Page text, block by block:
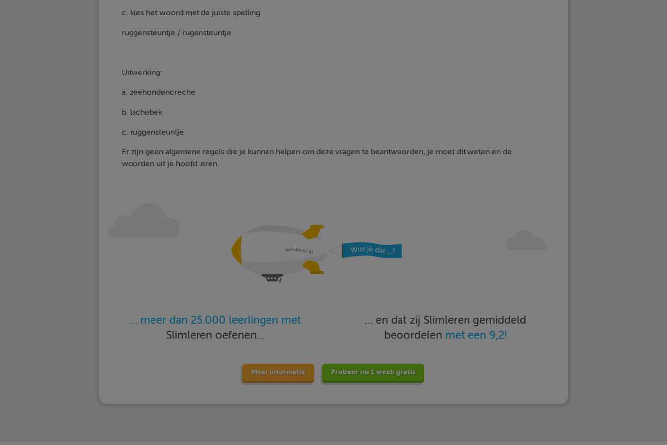
c. kies het woord met de juiste spelling.
ruggensteuntje / rugensteuntje
Uitwerking:
a. zeehondencreche
b. lachebek
c. ruggensteuntje
Er zijn geen algemene regels die je kunnen helpen om deze vragen te beantwoorden, je moet dit weten en de
woorden uit je hoofd leren.
… meer dan 25.000 leerlingen met
Slimleren oefenen…
… en dat zij Slimleren gemiddeld
beoordelen met een 9,2!
Meer informatie Probeer nu 1 week gratis